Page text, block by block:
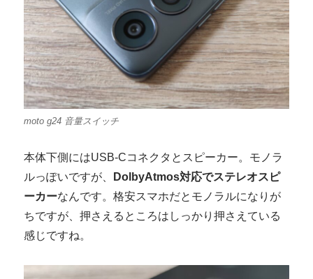
moto g24 音量スイッチ
本体下側にはUSB-Cコネクタとスピーカー。モノラ
ルっぽいですが、
DolbyAtmos対応でステレオスピ
ーカーなんです。格安スマホだとモノラルになりが
ちですが、押さえるところはしっかり押さえている
感じですね。